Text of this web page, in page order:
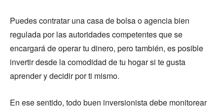
Puedes contratar una casa de bolsa o agencia bien
regulada por las autoridades competentes que se
encargará de operar tu dinero, pero también, es posible
invertir desde la comodidad de tu hogar si te gusta
aprender y decidir por ti mismo.
En ese sentido, todo buen inversionista debe monitorear